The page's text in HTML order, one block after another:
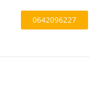
0642096227